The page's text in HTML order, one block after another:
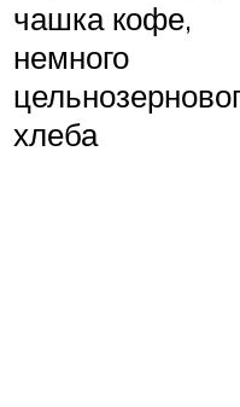
чашка кофе,
немного
хлеба